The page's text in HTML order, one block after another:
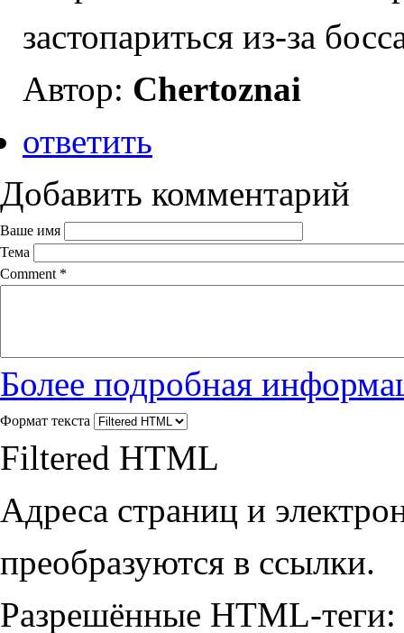
застопариться из-за
Автор: Chertoznai
ответить
Добавить комментарий
Ваше имя
Тема
Comment *
Более подробная
Формат текста
Filtered HTML
Адреса страниц и
преобразуются в ссылки.
Разрешённые HTML-